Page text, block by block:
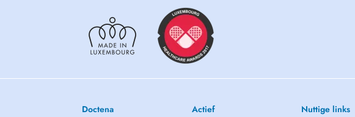
Doctena Actief Nuttige links